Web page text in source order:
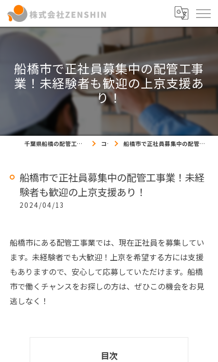
船橋市で正社員募集中の配管工事
業！未経験者も歓迎の上京支援あ
り！
千葉県船橋の配管工事の求人なら株式会社ZENSHIN コラム 船橋市で正社員募集中の配管工事業！未経験者も歓迎の上京支援あり！
船橋市で正社員募集中の配管工事業！未経
験者も歓迎の上京支援あり！
2024/04/13
船橋市にある配管工事業では、現在正社員を募集してい
ます。未経験者でも大歓迎！上京を希望する方には支援
もありますので、安心して応募していただけます。船橋
市で働くチャンスをお探しの方は、ぜひこの機会をお見
逃しなく！
目次